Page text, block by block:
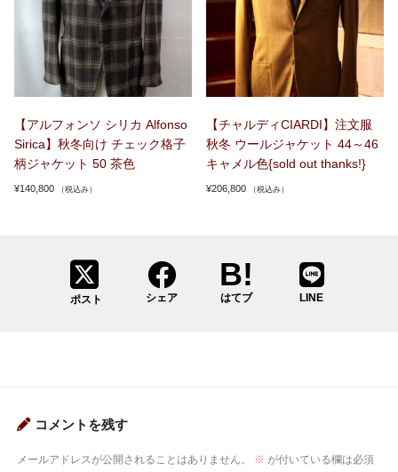
【アルフォンソ シリカ Alfonso
Sirica】秋冬向け チェック格子
柄ジャケット 50 茶色
¥140,800 （税込み）
【チャルディCIARDI】注文服
秋冬 ウールジャケット 44～46
キャメル色{sold out thanks!}
¥206,800 （税込み）
ポスト シェア はてブ LINE
コメントを残す
メールアドレスが公開されることはありません。 ※ が付いている欄は必須